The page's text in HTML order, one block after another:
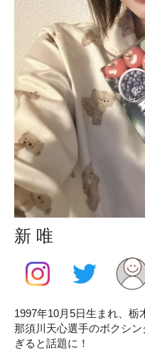
新 唯
1997年10月5日生まれ、栃
那須川天心選手のボクシ
ぎると話題に！